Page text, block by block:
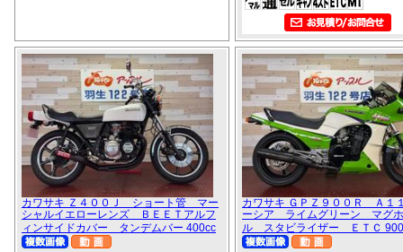
カワサキ Ｚ４００Ｊ ショート管 マー
シャルイエローレンズ ＢＥＥＴアルフ
ィンサイドカバー タンデムバー 400cc
カワサキ ＧＰＺ９００Ｒ Ａ
ーシア ライムグリーン マグ
ル スタビライザー ＥＴＣ